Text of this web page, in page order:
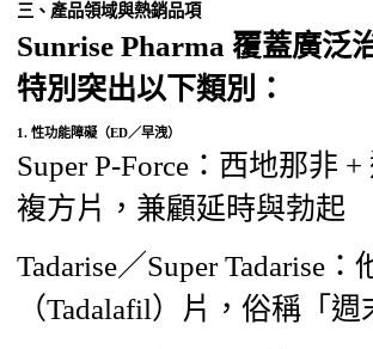
三、產品領域與熱銷品項
Sunrise Pharma 覆蓋廣泛
特別突出以下類別：
1. 性功能障礙（ED／早洩）
Super P‑Force：西地那非
複方片，兼顧延時與勃起
Tadarise／Super Tadarise：
（Tadalafil）片，俗稱「週